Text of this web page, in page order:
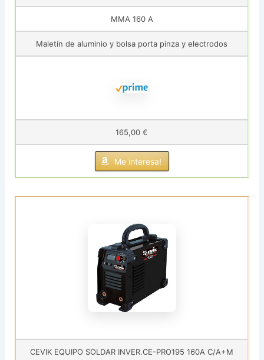
MMA 160 A
Maletín de aluminio y bolsa porta pinza y electrodos
165,00 €
Me interesa!
CEVIK EQUIPO SOLDAR INVER.CE-PRO195 160A C/A+M